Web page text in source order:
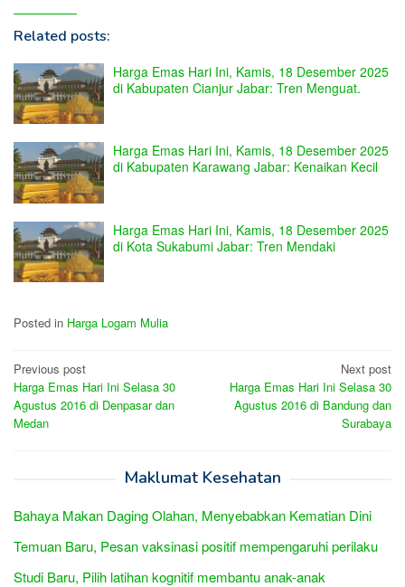
Related posts:
Harga Emas Hari Ini, Kamis, 18 Desember 2025
di Kabupaten Cianjur Jabar: Tren Menguat.
Harga Emas Hari Ini, Kamis, 18 Desember 2025
di Kabupaten Karawang Jabar: Kenaikan Kecil
Harga Emas Hari Ini, Kamis, 18 Desember 2025
di Kota Sukabumi Jabar: Tren Mendaki
Posted in Harga Logam Mulia
Post
navigation
Previous post
Harga Emas Hari Ini Selasa 30
Agustus 2016 di Denpasar dan
Medan
Next post
Harga Emas Hari Ini Selasa 30
Agustus 2016 di Bandung dan
Surabaya
Maklumat Kesehatan
Bahaya Makan Daging Olahan, Menyebabkan Kematian Dini
Temuan Baru, Pesan vaksinasi positif mempengaruhi perilaku
Studi Baru, Pilih latihan kognitif membantu anak-anak